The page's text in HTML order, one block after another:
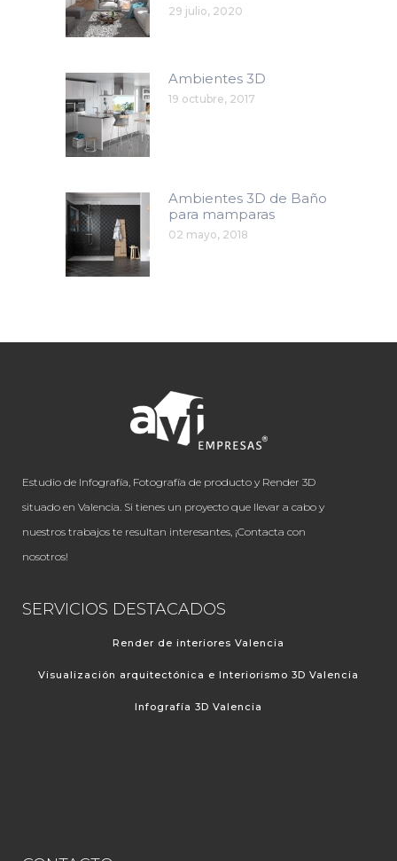
29 julio, 2020
Ambientes 3D
19 octubre, 2017
Ambientes 3D de Baño
para mamparas
02 mayo, 2018
Estudio de Infografía, Fotografía de producto y Render 3D
situado en Valencia. Si tienes un proyecto que llevar a cabo y
nuestros trabajos te resultan interesantes, ¡Contacta con
nosotros!
SERVICIOS DESTACADOS
Render de interiores Valencia
Visualización arquitectónica e Interiorismo 3D Valencia
Infografía 3D Valencia